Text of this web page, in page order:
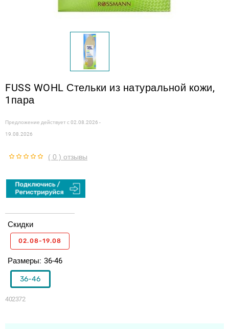
FUSS WOHL Стельки из натуральной кожи,
1пара
Предложение действует с02.08.2026 -
19.08.2026
( 0 ) отзывы
402372
Размеры 36-46
36-46
Скидки
02.08-19.08